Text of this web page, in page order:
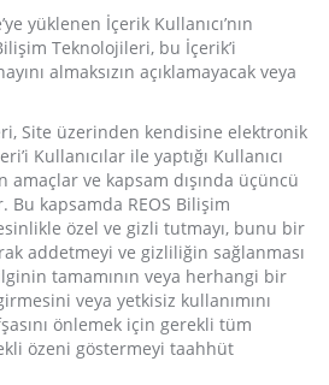
yüklenen İçerik Kullanıcı’nın
Teknolojileri, bu İçerik’i
almaksızın açıklamayacak veya
Site üzerinden kendisine elektronik
Kullanıcılar ile yaptığı Kullanıcı
amaçlar ve kapsam dışında üçüncü
Bu kapsamda REOS Bilişim
özel ve gizli tutmayı, bunu bir
addetmeyi ve gizliliğin sağlanması
tamamının veya herhangi bir
veya yetkisiz kullanımını
önlemek için gerekli tüm
özeni göstermeyi taahhüt